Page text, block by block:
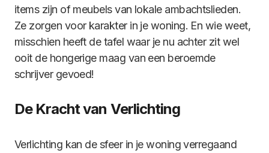
items zijn of meubels van lokale ambachtslieden.
Ze zorgen voor karakter in je woning. En wie weet,
misschien heeft de tafel waar je nu achter zit wel
ooit de hongerige maag van een beroemde
schrijver gevoed!
De Kracht van Verlichting
Verlichting kan de sfeer in je woning verregaand